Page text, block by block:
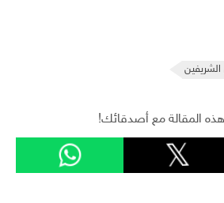
المقالة مع أصدقائك!